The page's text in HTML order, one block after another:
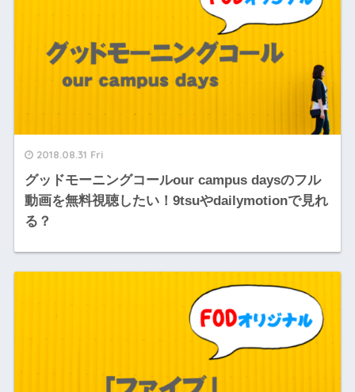
2018.08.31 Fri
グッドモーニングコールour campus daysのフル
動画を無料視聴したい！9tsuやdailymotionで見れ
る？